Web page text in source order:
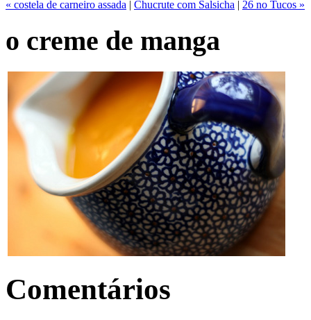
« costela de carneiro assada | Chucrute com Salsicha | 26 no Tucos »
o creme de manga
Comentários